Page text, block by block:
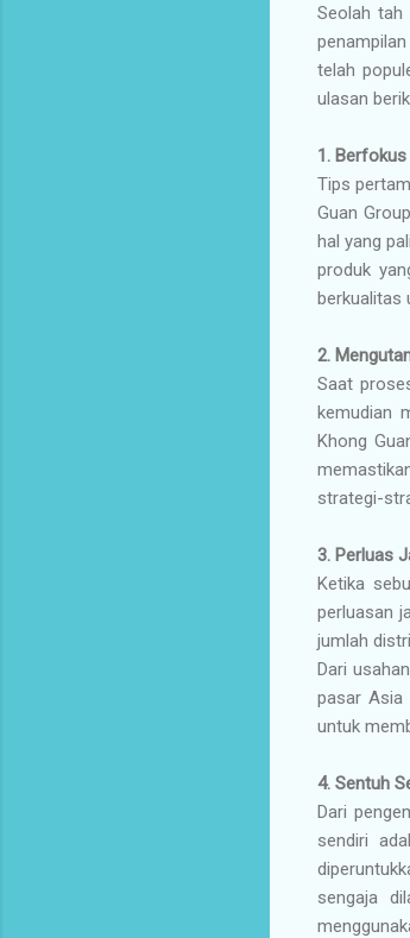
Seolah tah
telah
ulasan
1.
Tips
Guan
hal yang
produk
berkualitas
2.
Saat
kemudian
Khong
strategi-
3. Perluas
Ketika
perluasan
jumlah
Dari
pasar Asia
untuk
4. Sentuh
Dari
sendiri
sengaja